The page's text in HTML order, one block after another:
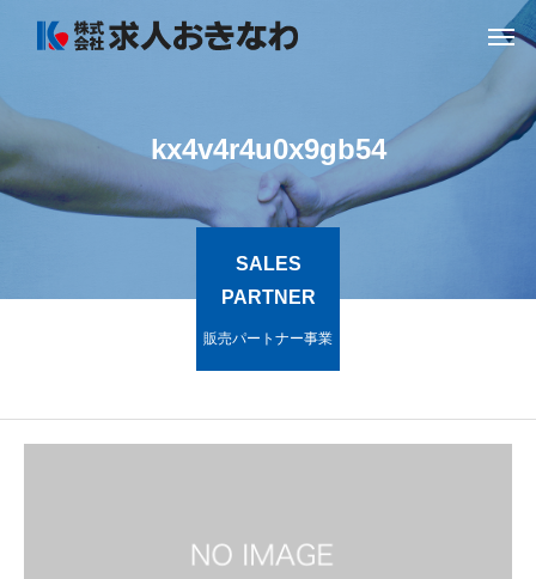
kx4v4r4u0x9gb54
SALES
PARTNER
販売パートナー事業